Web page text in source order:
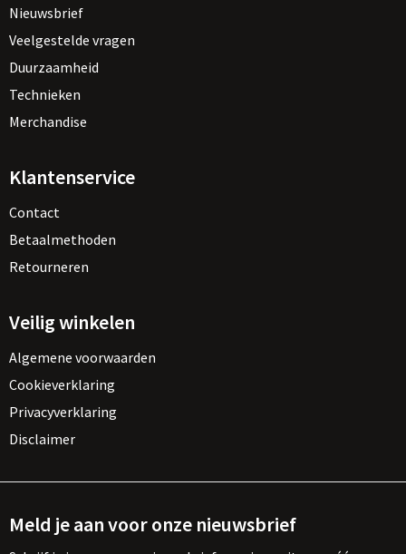
Nieuwsbrief
Veelgestelde vragen
Duurzaamheid
Technieken
Merchandise
Klantenservice
Contact
Betaalmethoden
Retourneren
Veilig winkelen
Algemene voorwaarden
Cookieverklaring
Privacyverklaring
Disclaimer
Meld je aan voor onze nieuwsbrief